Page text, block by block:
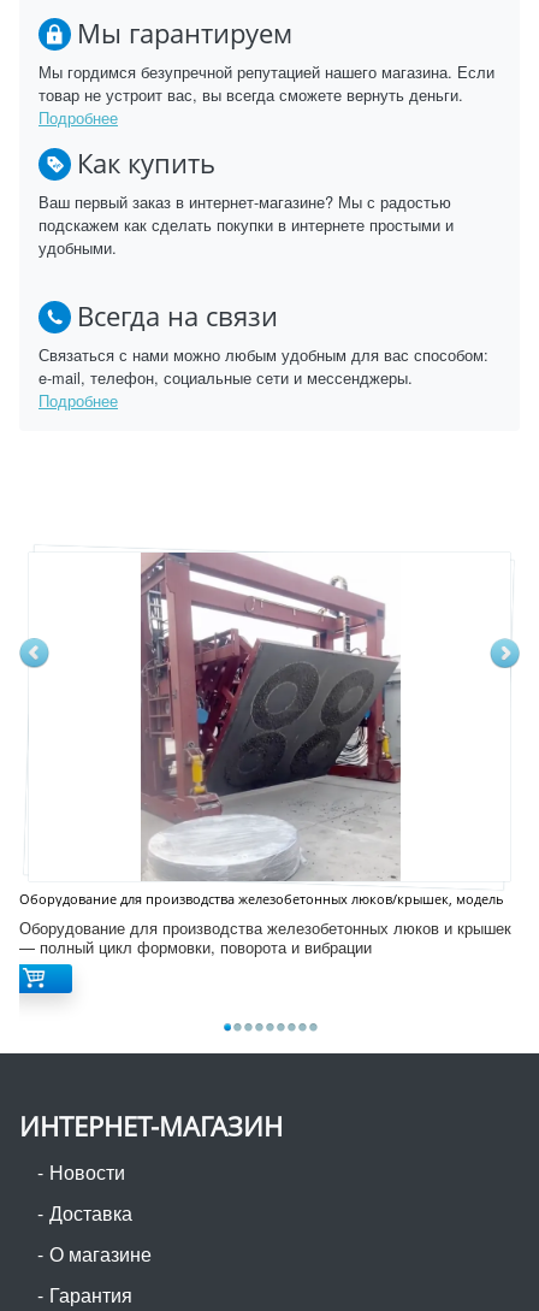
Мы гарантируем
Мы гордимся безупречной репутацией нашего магазина. Если
товар не устроит вас, вы всегда сможете вернуть деньги.
Подробнее
Как купить
Ваш первый заказ в интернет-магазине? Мы с радостью
подскажем как сделать покупки в интернете простыми и
удобными.
Всегда на связи
Связаться с нами можно любым удобным для вас способом:
e-mail, телефон, социальные сети и мессенджеры.
Подробнее
Оборудование для производства железобетонных люков/крышек, модель
Оборудование для производства железобетонных люков и крышек
— полный цикл формовки, поворота и вибрации
ИНТЕРНЕТ-МАГАЗИН
Новости
Доставка
О магазине
Гарантия